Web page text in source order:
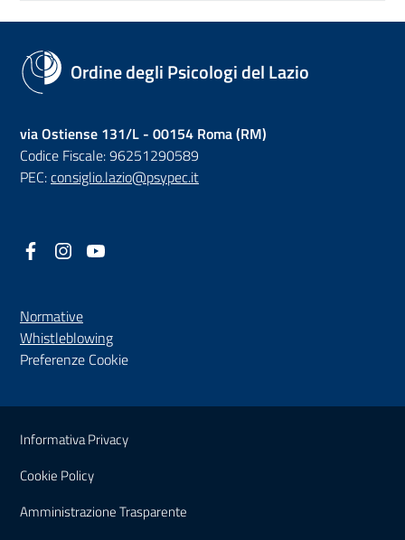
Ordine degli Psicologi del Lazio
via Ostiense 131/L - 00154 Roma (RM)
Codice Fiscale: 96251290589
PEC:consiglio.lazio@psypec.it
Facebook
(nuova scheda - new tab)
Instagram
(nuova scheda - new tab)
Normative
Whistleblowing(nuova scheda - new tab)
Preferenze Cookie
Sezione Link Utili
Informativa Privacy
Cookie Policy
Amministrazione Trasparente